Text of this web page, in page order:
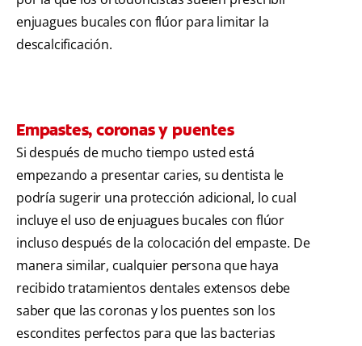
enjuagues bucales con flúor para limitar la
descalcificación.
Empastes, coronas y puentes
Si después de mucho tiempo usted está
empezando a presentar caries, su dentista le
podría sugerir una protección adicional, lo cual
incluye el uso de enjuagues bucales con flúor
incluso después de la colocación del empaste. De
manera similar, cualquier persona que haya
recibido tratamientos dentales extensos debe
saber que las coronas y los puentes son los
escondites perfectos para que las bacterias